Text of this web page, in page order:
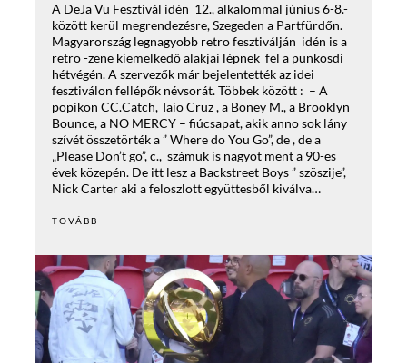
A DeJa Vu Fesztivál idén 12., alkalommal június 6-8.-
között kerül megrendezésre, Szegeden a Partfürdőn.
Magyarország legnagyobb retro fesztiválján idén is a
retro -zene kiemelkedő alakjai lépnek fel a pünkösdi
hétvégén. A szervezők már bejelentették az idei
fesztiválon fellépők névsorát. Többek között : – A
popikon CC.Catch, Taio Cruz , a Boney M., a Brooklyn
Bounce, a NO MERCY – fiúcsapat, akik anno sok lány
szívét összetörték a ” Where do You Go”, de , de a
„Please Don’t go”, c., számuk is nagyot ment a 90-es
évek közepén. De itt lesz a Backstreet Boys ” szöszije”,
Nick Carter aki a feloszlott együttesből kiválva…
TOVÁBB